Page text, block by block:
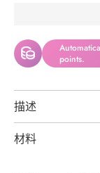
points.
描述
材料